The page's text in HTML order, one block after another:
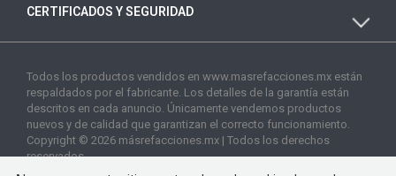
CERTIFICADOS Y SEGURIDAD
Todos los productos vendidos en www.masrefacciones.mx están
respaldados por el fabricante. Los detalles de la garantía están
descritos en cada anuncio. Únicamente vendemos productos
nuevos y de calidad que garantizan el correcto funcionamiento.
Copyright © 2026 másrefacciones.mx | Todos los derechos
reservados